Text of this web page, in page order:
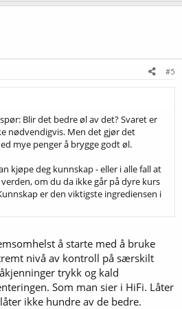
#5
Blir det bedre øl av det? Svaret er
nødvendigvis. Men det gjør det
mye penger å brygge godt øl.
kjøpe deg kunnskap - eller i alle fall at
om du da ikke går på dyre kurs
er den viktigste ingrediensen i
å starte med å bruke
nivå av kontroll på særskilt
trykk og kald
Som man sier i HiFi. Låter
ikke hundre av de bedre.